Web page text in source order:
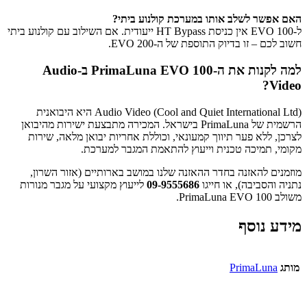
האם אפשר לשלב אותו במערכת קולנוע ביתי?
ל-EVO 100 אין כניסת HT Bypass ייעודית. אם השילוב עם קולנוע ביתי
חשוב לכם – זו בדיוק התוספת של ה-EVO 200.
למה לקנות את ה-PrimaLuna EVO 100 ב-Audio
Video?
Audio Video (Cool and Quiet International Ltd) היא היבואנית
הרשמית של PrimaLuna בישראל. המכירה מתבצעת ישירות מהיבואן
לצרכן, ללא פער תיווך קמעונאי, וכוללת אחריות יבואן מלאה, שירות
מקומי, תמיכה טכנית וייעוץ להתאמת המגבר למערכת.
מוזמנים להאזנה בחדר ההאזנה שלנו במושב בארותיים (אזור השרון,
נתניה והסביבה), או חייגו 09-9555686 לייעוץ מקצועי על מגבר מנורות
משולב PrimaLuna EVO 100.
מידע נוסף
מותג PrimaLuna